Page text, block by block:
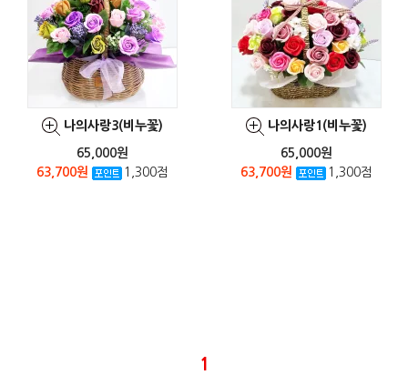
나의사랑3(비누꽃)
65,000원
63,700원
1,300점
나의사랑1(비누꽃)
65,000원
63,700원
1,300점
1